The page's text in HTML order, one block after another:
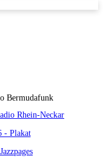
Rhein-Neckar